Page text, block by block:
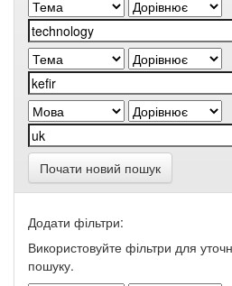
Почати новий пошук
Додати фільтри:
Використовуйте фільтри для
пошуку.